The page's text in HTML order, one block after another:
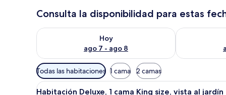
Consulta la disponibilidad para estas
Hoy
ago 7 - ago 8
Consulta la disponibilidad para hoy ago 7 - ago 8
Consulta la
Filtros
disponibles
para
Todas las habitaciones 1 cama 2 camas
Abrir
Un dormitorio con una cama,
3
Habitación Deluxe, 1 cama King size, vista al jardín